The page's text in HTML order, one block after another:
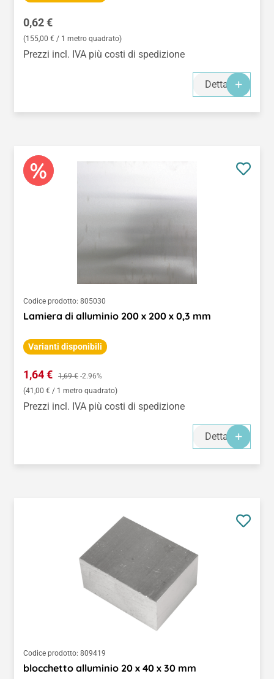
Prezzo normale:
0,62 €
(155,00 € / 1 metro quadrato)
Prezzi incl. IVA più costi di spedizione
Dettagli
Codice prodotto: 805030
Lamiera di alluminio 200 x 200 x 0,3 mm
Varianti disponibili
Prezzo di vendita:
1,64 € Prezzo normale:
1,69 € -2.96%
(41,00 € / 1 metro quadrato)
Prezzi incl. IVA più costi di spedizione
Dettagli
Codice prodotto: 809419
blocchetto alluminio 20 x 40 x 30 mm